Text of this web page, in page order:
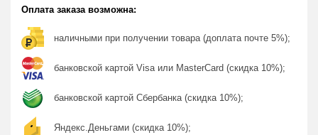
Оплата заказа возможна:
наличными при получении товара (доплата почте 5%);
банковской картой Visa или MasterCard (скидка 10%);
банковской картой Сбербанка (скидка 10%);
Яндекс.Деньгами (скидка 10%);